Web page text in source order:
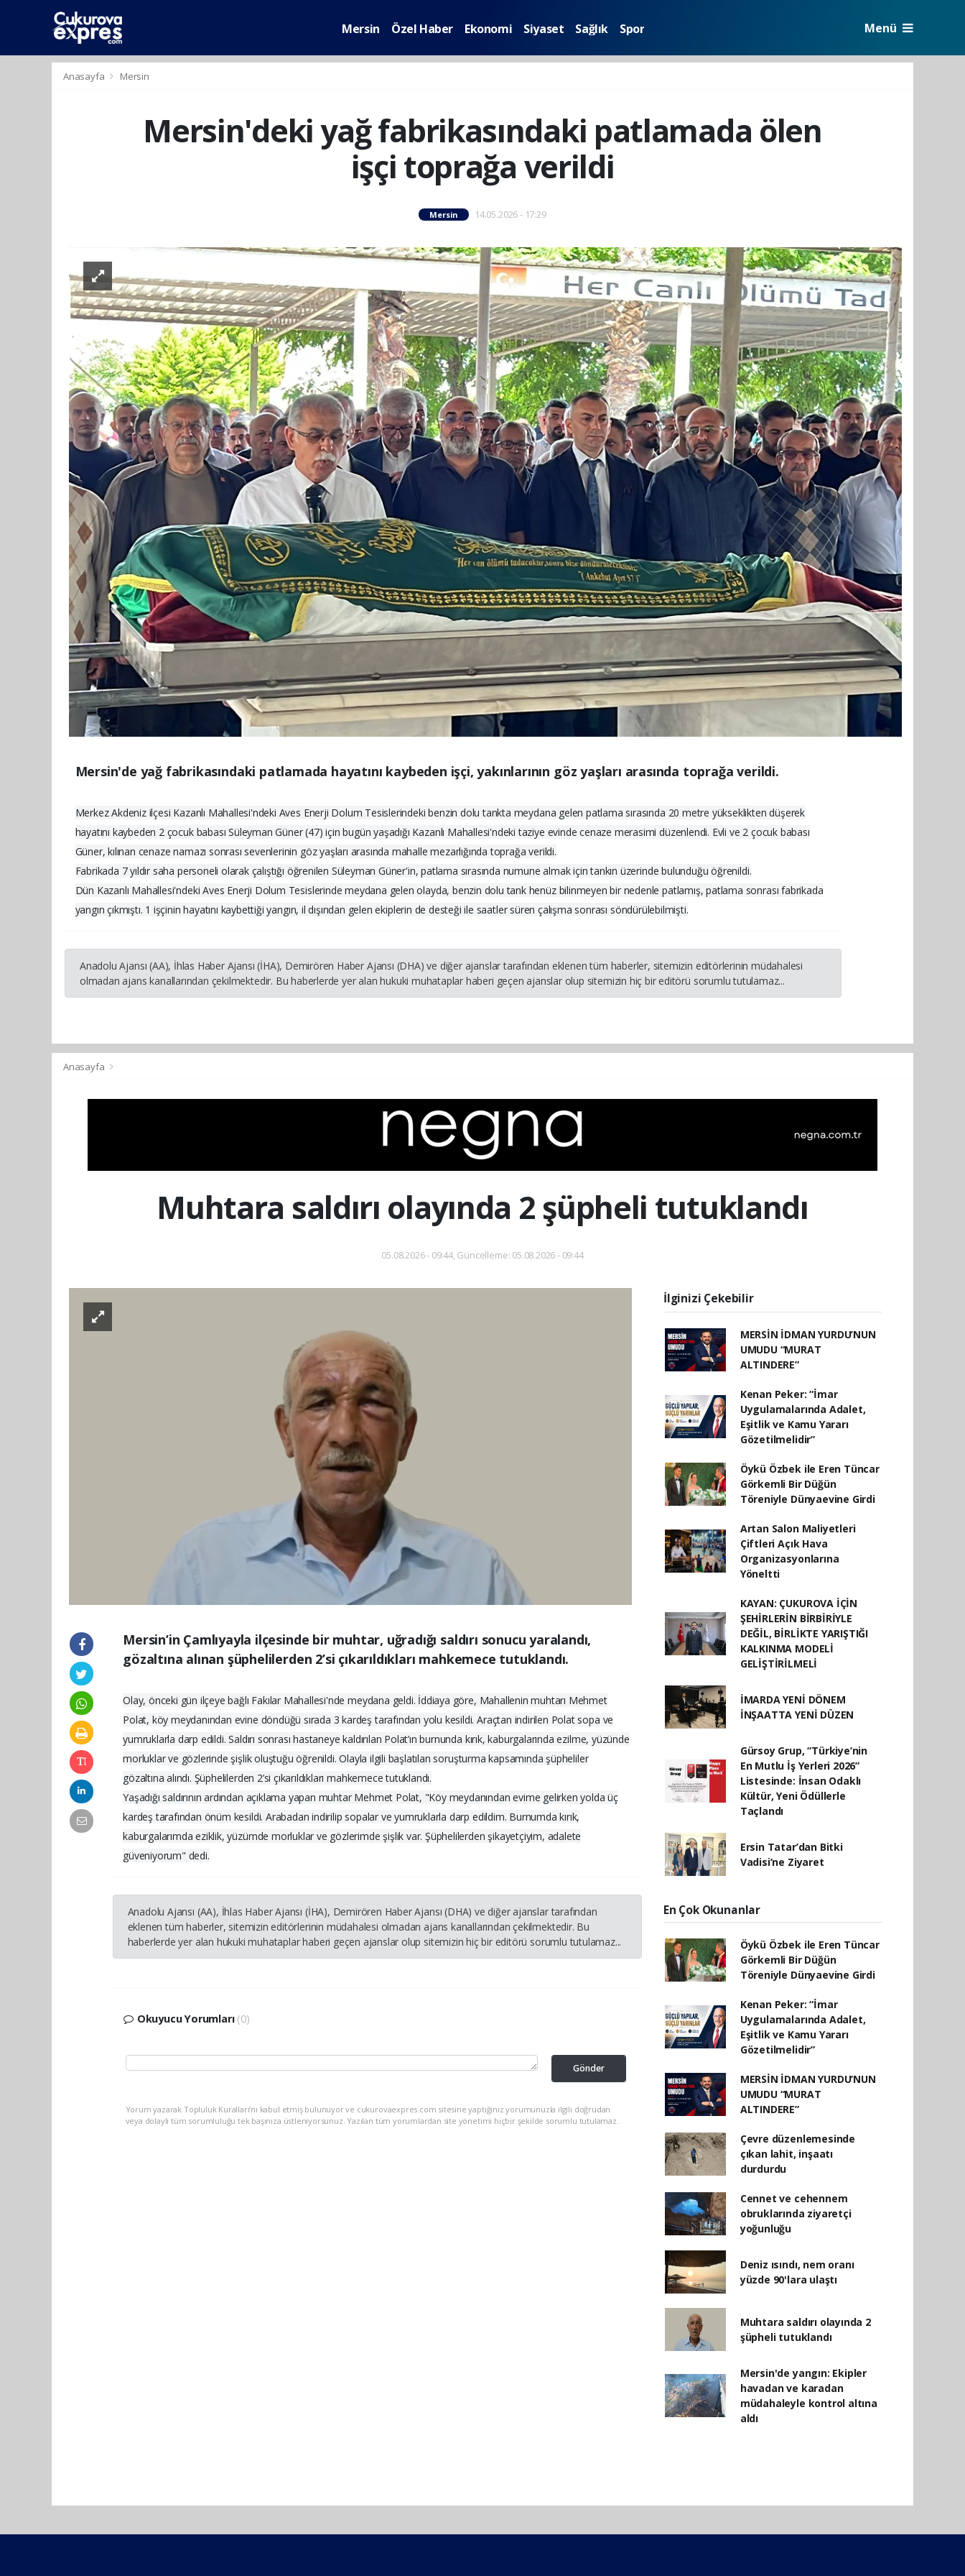
Mersin Özel Haber Ekonomi Siyaset Sağlık Spor Menü
Anasayfa Mersin
Mersin'deki yağ fabrikasındaki patlamada ölen
işçi toprağa verildi
Mersin 14.05.2026 - 17:29
Mersin'de yağ fabrikasındaki patlamada hayatını kaybeden işçi, yakınlarının göz yaşları arasında toprağa verildi.
Merkez Akdeniz ilçesi Kazanlı Mahallesi'ndeki Aves Enerji Dolum Tesislerindeki benzin dolu tankta meydana gelen patlama sırasında 20 metre yükseklikten düşerek
hayatını kaybeden 2 çocuk babası Süleyman Güner (47) için bugün yaşadığı Kazanlı Mahallesi'ndeki taziye evinde cenaze merasimi düzenlendi. Evli ve 2 çocuk babası
Güner, kılınan cenaze namazı sonrası sevenlerinin göz yaşları arasında mahalle mezarlığında toprağa verildi.
Fabrikada 7 yıldır saha personeli olarak çalıştığı öğrenilen Süleyman Güner'in, patlama sırasında numune almak için tankın üzerinde bulunduğu öğrenildi.
Dün Kazanlı Mahallesi'ndeki Aves Enerji Dolum Tesislerinde meydana gelen olayda, benzin dolu tank henüz bilinmeyen bir nedenle patlamış, patlama sonrası fabrikada
yangın çıkmıştı. 1 işçinin hayatını kaybettiği yangın, il dışından gelen ekiplerin de desteği ile saatler süren çalışma sonrası söndürülebilmişti.
Anadolu Ajansı (AA), İhlas Haber Ajansı (İHA), Demirören Haber Ajansı (DHA) ve diğer ajanslar tarafından eklenen tüm haberler, sitemizin editörlerinin müdahalesi
olmadan ajans kanallarından çekilmektedir. Bu haberlerde yer alan hukuki muhataplar haberi geçen ajanslar olup sitemizin hiç bir editörü sorumlu tutulamaz...
Anasayfa
Muhtara saldırı olayında 2 şüpheli tutuklandı
05.08.2026 - 09:44, Güncelleme: 05.08.2026 - 09:44
Mersin’in Çamlıyayla ilçesinde bir muhtar, uğradığı saldırı sonucu yaralandı,
gözaltına alınan şüphelilerden 2’si çıkarıldıkları mahkemece tutuklandı.
Olay, önceki gün ilçeye bağlı Fakılar Mahallesi'nde meydana geldi. İddiaya göre, Mahallenin muhtarı Mehmet
Polat, köy meydanından evine döndüğü sırada 3 kardeş tarafından yolu kesildi. Araçtan indirilen Polat sopa ve
yumruklarla darp edildi. Saldırı sonrası hastaneye kaldırılan Polat’ın burnunda kırık, kaburgalarında ezilme, yüzünde
morluklar ve gözlerinde şişlik oluştuğu öğrenildi. Olayla ilgili başlatılan soruşturma kapsamında şüpheliler
gözaltına alındı. Şüphelilerden 2’si çıkarıldıkları mahkemece tutuklandı.
Yaşadığı saldırının ardından açıklama yapan muhtar Mehmet Polat, "Köy meydanından evime gelirken yolda üç
kardeş tarafından önüm kesildi. Arabadan indirilip sopalar ve yumruklarla darp edildim. Burnumda kırık,
kaburgalarımda eziklik, yüzümde morluklar ve gözlerimde şişlik var. Şüphelilerden şikayetçiyim, adalete
güveniyorum" dedi.
Anadolu Ajansı (AA), İhlas Haber Ajansı (İHA), Demirören Haber Ajansı (DHA) ve diğer ajanslar tarafından
eklenen tüm haberler, sitemizin editörlerinin müdahalesi olmadan ajans kanallarından çekilmektedir. Bu
haberlerde yer alan hukuki muhataplar haberi geçen ajanslar olup sitemizin hiç bir editörü sorumlu tutulamaz...
Okuyucu Yorumları (0)
Gönder
Yorum yazarak Topluluk Kuralları’nı kabul etmiş bulunuyor ve cukurovaexpres.com sitesine yaptığınız yorumunuzla ilgili doğrudan
veya dolaylı tüm sorumluluğu tek başınıza üstleniyorsunuz. Yazılan tüm yorumlardan site yönetimi hiçbir şekilde sorumlu tutulamaz.
İlginizi Çekebilir
MERSİN İDMAN YURDU’NUN
UMUDU “MURAT
ALTINDERE”
Kenan Peker: “İmar
Uygulamalarında Adalet,
Eşitlik ve Kamu Yararı
Gözetilmelidir”
Öykü Özbek ile Eren Tüncar
Görkemli Bir Düğün
Töreniyle Dünyaevine Girdi
Artan Salon Maliyetleri
Çiftleri Açık Hava
Organizasyonlarına
Yöneltti
KAYAN: ÇUKUROVA İÇİN
ŞEHİRLERİN BİRBİRİYLE
DEĞİL, BİRLİKTE YARIŞTIĞI
KALKINMA MODELİ
GELİŞTİRİLMELİ
İMARDA YENİ DÖNEM
İNŞAATTA YENİ DÜZEN
Gürsoy Grup, “Türkiye’nin
En Mutlu İş Yerleri 2026”
Listesinde: İnsan Odaklı
Kültür, Yeni Ödüllerle
Taçlandı
Ersin Tatar’dan Bitki
Vadisi’ne Ziyaret
En Çok Okunanlar
Öykü Özbek ile Eren Tüncar
Görkemli Bir Düğün
Töreniyle Dünyaevine Girdi
Kenan Peker: “İmar
Uygulamalarında Adalet,
Eşitlik ve Kamu Yararı
Gözetilmelidir”
MERSİN İDMAN YURDU’NUN
UMUDU “MURAT
ALTINDERE”
Çevre düzenlemesinde
çıkan lahit, inşaatı
durdurdu
Cennet ve cehennem
obruklarında ziyaretçi
yoğunluğu
Deniz ısındı, nem oranı
yüzde 90'lara ulaştı
Muhtara saldırı olayında 2
şüpheli tutuklandı
Mersin'de yangın: Ekipler
havadan ve karadan
müdahaleyle kontrol altına
aldı